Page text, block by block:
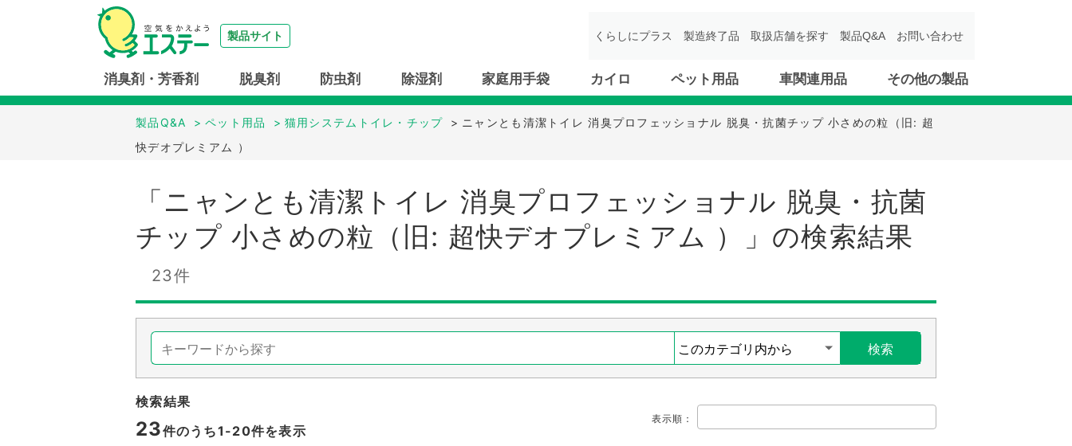
製品サイト
消臭剤・芳香剤 脱臭剤 防虫剤 除湿剤 家庭用手袋 カイロ ペット用品 車関連用品 その他の製品
くらしにプラス 製造終了品 取扱店舗を探す 製品Q&A お問い合わせ
製品Q&A > ペット用品 > 猫用システムトイレ・チップ > ニャンとも清潔トイレ 消臭プロフェッショナル 脱臭・抗菌チップ 小さめの粒（旧: 超
快デオプレミアム ）
「ニャンとも清潔トイレ 消臭プロフェッショナル 脱臭・抗菌
チップ 小さめの粒（旧: 超快デオプレミアム ）」の検索結果
23件
検索
検索結果
23件のうち1-20件を表示
表示順 ：